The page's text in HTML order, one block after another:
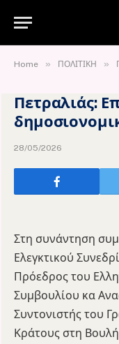
Home » ΠΟΛΙΤΙΚΗ »
Πετραλιάς:
28/05/2026
Στη συνάντηση
Ελεγκτικού
Πρόεδρος του
Συμβουλίου κα
Συντονιστής του
Κράτους στη